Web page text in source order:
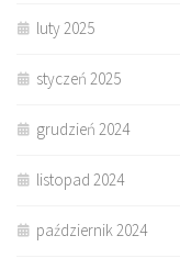
luty 2025
styczeń 2025
grudzień 2024
listopad 2024
październik 2024